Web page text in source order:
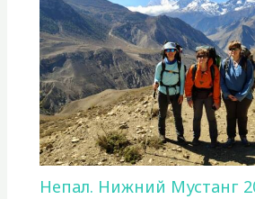
Непал. Нижний Мустанг